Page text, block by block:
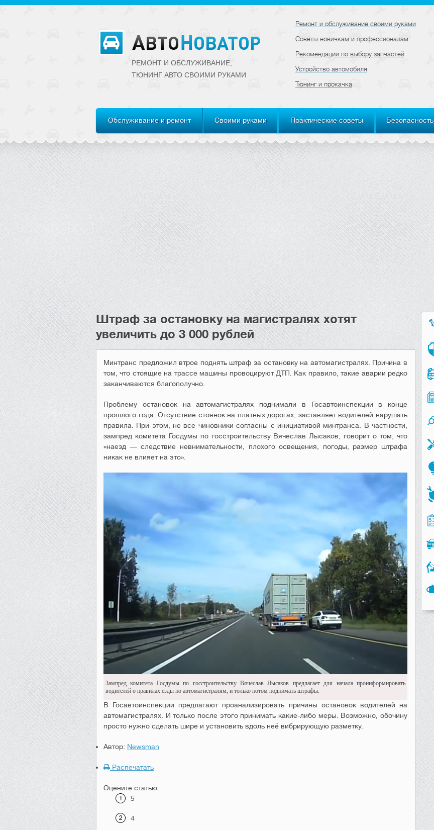
РЕМОНТ И ОБСЛУЖИВАНИЕ,
ТЮНИНГ АВТО CВОИМИ РУКАМИ
Ремонт и обслуживание своими руками
Советы новичкам и профессионалам
Рекомендации по выбору запчастей
Устройство автомобиля
Тюнинг и прокачка
Обслуживание и ремонт Своими руками Практические советы Безопасность
Штраф за остановку на магистралях хотят
увеличить до 3 000 рублей
Минтранс предложил втрое поднять штраф за остановку на автомагистралях. Причина в
том, что стоящие на трассе машины провоцируют ДТП. Как правило, такие аварии редко
заканчиваются благополучно.
Проблему остановок на автомагистралях поднимали в Госавтоинспекции в конце
прошлого года. Отсутствие стоянок на платных дорогах, заставляет водителей нарушать
правила. При этом, не все чиновники согласны с инициативой минтранса. В частности,
зампред комитета Госдумы по госстроительству Вячеслав Лысаков, говорит о том, что
«наезд — следствие невнимательности, плохого освещения, погоды, размер штрафа
никак не влияет на это».
Зампред комитета Госдумы по госстроительству Вячеслав Лысаков предлагает для начала проинформировать
водителей о правилах езды по автомагистралям, и только потом поднимать штрафы.
В Госавтоинспекции предлагают проанализировать причины остановок водителей на
автомагистралях. И только после этого принимать какие-либо меры. Возможно, обочину
просто нужно сделать шире и установить вдоль неё вибрирующую разметку.
Автор: Newsman
Распечатать
Оцените статью:
5
4